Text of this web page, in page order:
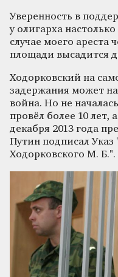
Уверенность в
у олигарха
случае моего ареста
площади высадится
Ходорковский на
задержания может
война. Но не
провёл более 10 лет,
декабря 2013 года
Путин подписал
Ходорковского М. Б.".